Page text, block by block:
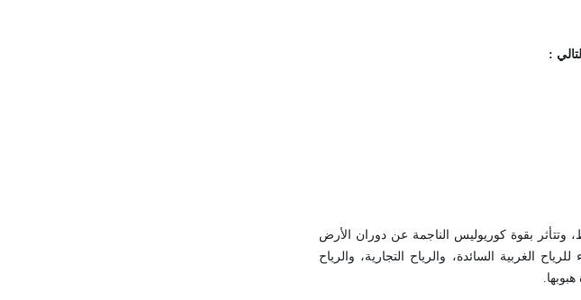
:
بقوة كوريوليس الناجمة عن دوران الأرض
السائدة، والرياح التجارية، والرياح
.